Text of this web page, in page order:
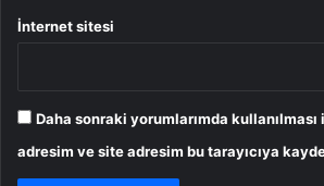
İnternet sitesi
Daha sonraki yorumlarımda kullanılması
adresim ve site adresim bu tarayıcıya